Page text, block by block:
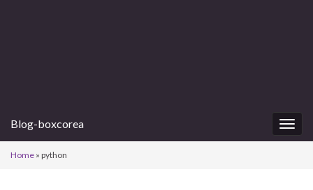
Blog-boxcorea
Home » python